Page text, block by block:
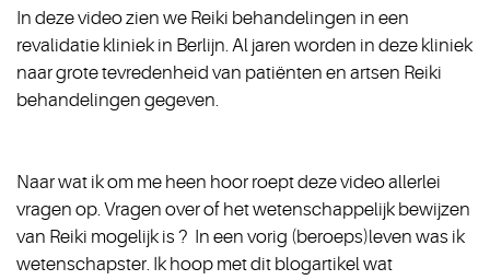
In deze video zien we Reiki behandelingen in een
revalidatie kliniek in Berlijn. Al jaren worden in deze kliniek
naar grote tevredenheid van patiënten en artsen Reiki
behandelingen gegeven.
Naar wat ik om me heen hoor roept deze video allerlei
vragen op. Vragen over of het wetenschappelijk bewijzen
van Reiki mogelijk is ? In een vorig (beroeps)leven was ik
wetenschapster. Ik hoop met dit blogartikel wat